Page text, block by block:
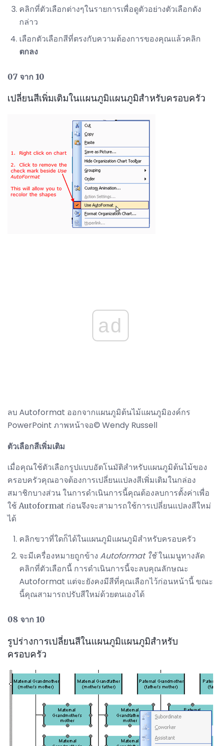
คลิกที่ตัวเลือกต่างๆในรายการเพื่อดูตัวอย่างตัวเลือกดัง
กล่าว
เลือกตัวเลือกสีที่ตรงกับความต้องการของคุณแล้วคลิก
ตกลง
07 จาก 10
เปลี่ยนสีเพิ่มเติมในแผนภูมิแผนภูมิสำหรับครอบครัว
ad
ลบ Autoformat ออกจากแผนภูมิต้นไม้แผนภูมิองค์กร
PowerPoint ภาพหน้าจอ© Wendy Russell
ตัวเลือกสีเพิ่มเติม
เมื่อคุณใช้ตัวเลือกรูปแบบอัตโนมัติสำหรับแผนภูมิต้นไม้ของ
ครอบครัวคุณอาจต้องการเปลี่ยนแปลงสีเพิ่มเติมในกล่อง
สมาชิกบางส่วน ในการดำเนินการนี้คุณต้องลบการตั้งค่าเพื่อ
ใช้ Autoformat ก่อนจึงจะสามารถใช้การเปลี่ยนแปลงสีใหม่
ได้
คลิกขวาที่ใดก็ได้ในแผนภูมิแผนภูมิสำหรับครอบครัว
จะมีเครื่องหมายถูกข้าง Autoformat ใช้ในเมนูทางลัด
คลิกที่ตัวเลือกนี้ การดำเนินการนี้จะลบคุณลักษณะ
Autoformat แต่จะยังคงมีสีที่คุณเลือกไว้ก่อนหน้านี้ ขณะ
นี้คุณสามารถปรับสีใหม่ด้วยตนเองได้
08 จาก 10
รูปร่างการเปลี่ยนสีในแผนภูมิแผนภูมิสำหรับ
ครอบครัว